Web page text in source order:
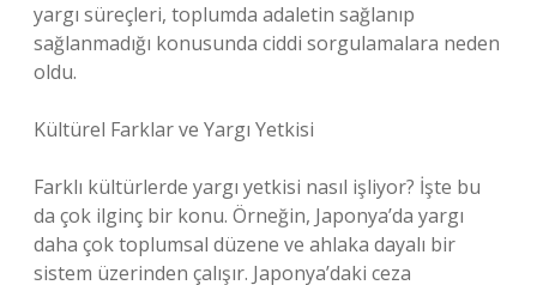
yargı süreçleri, toplumda adaletin sağlanıp
sağlanmadığı konusunda ciddi sorgulamalara neden
oldu.
Kültürel Farklar ve Yargı Yetkisi
Farklı kültürlerde yargı yetkisi nasıl işliyor? İşte bu
da çok ilginç bir konu. Örneğin, Japonya’da yargı
daha çok toplumsal düzene ve ahlaka dayalı bir
sistem üzerinden çalışır. Japonya’daki ceza